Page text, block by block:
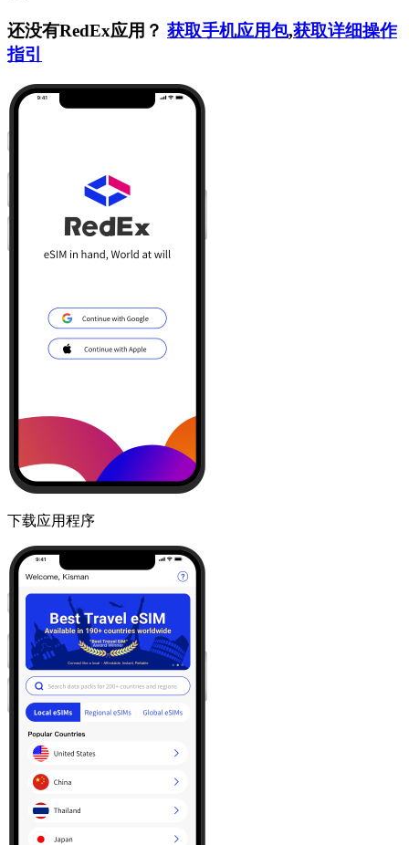
还没有RedEx应用？ 获取手机应用包,获取详细操作
指引
下载应用程序